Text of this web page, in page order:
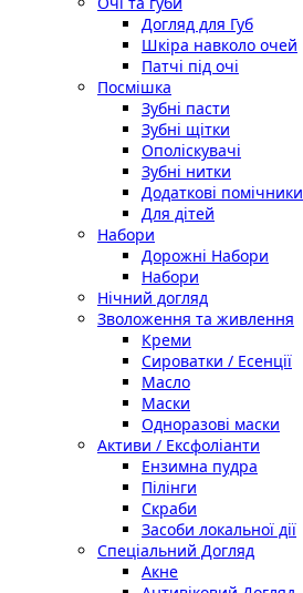
Догляд для Губ
Шкіра навколо очей
Патчі під очі
Посмішка
Зубні пасти
Зубні щітки
Ополіскувачі
Зубні нитки
Додаткові помічники
Для дітей
Набори
Дорожні Набори
Набори
Нічний догляд
Зволоження та живлення
Креми
Сироватки / Есенції
Масло
Маски
Одноразові маски
Активи / Ексфоліанти
Ензимна пудра
Пілінги
Скраби
Засоби локальної дії
Спеціальний Догляд
Акне